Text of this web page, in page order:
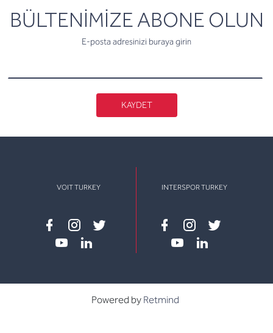
BÜLTENİMİZE ABONE OLUN
E-posta adresinizi buraya girin
newsletter
KAYDET
VOIT TURKEY
Facebook
instagram
twitter
INTERSPOR TURKEY
Facebook
instagram
twitter
Powered by Retmind